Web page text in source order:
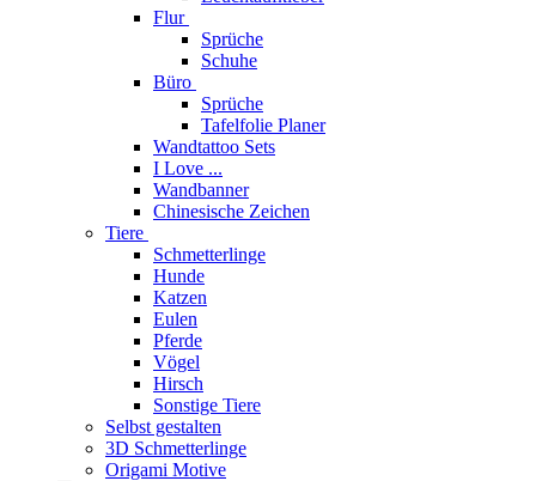
Flur
Sprüche
Schuhe
Büro
Sprüche
Tafelfolie Planer
Wandtattoo Sets
I Love ...
Wandbanner
Chinesische Zeichen
Tiere
Schmetterlinge
Hunde
Katzen
Eulen
Pferde
Vögel
Hirsch
Sonstige Tiere
Selbst gestalten
3D Schmetterlinge
Origami Motive